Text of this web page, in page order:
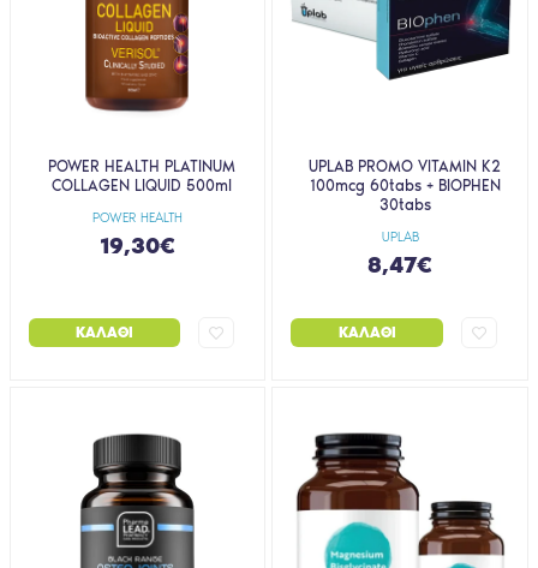
POWER HEALTH
POWER HEALTH PLATINUM
COLLAGEN LIQUID 500ml
19,30€
ΚΑΛΆΘΙ
UPLAB
UPLAB PROMO VITAMIN K2
100mcg 60tabs + BIOPHEN
30tabs
8,47€
ΚΑΛΆΘΙ